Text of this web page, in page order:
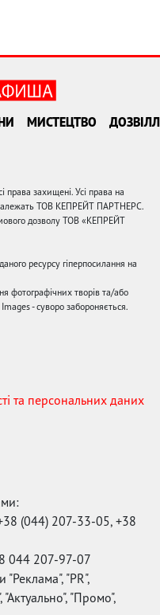
МИСТЕЦТВО
захищені. Усі права на
належать ТОВ КЕПРЕЙТ ПАРТНЕРС.
дозволу ТОВ «КЕПРЕЙТ
ресурсу гіперпосилання на
фотографічних творів та/або
- суворо забороняється.
та персональних даних
(044) 207-33-05, +38
044 207-97-07
"PR",
"Промо",